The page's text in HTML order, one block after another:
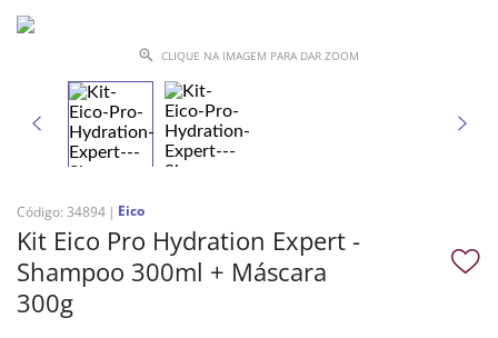
CLIQUE NA IMAGEM PARA DAR ZOOM
Código: 34894 Eico
Kit Eico Pro Hydration Expert -
Shampoo 300ml + Máscara
300g